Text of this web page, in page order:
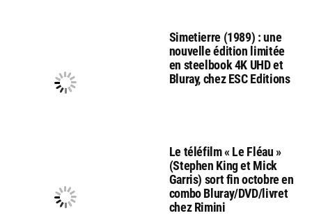
Simetierre (1989) : une
nouvelle édition limitée
en steelbook 4K UHD et
Bluray, chez ESC Editions
Le téléfilm « Le Fléau »
(Stephen King et Mick
Garris) sort fin octobre en
combo Bluray/DVD/livret
chez Rimini